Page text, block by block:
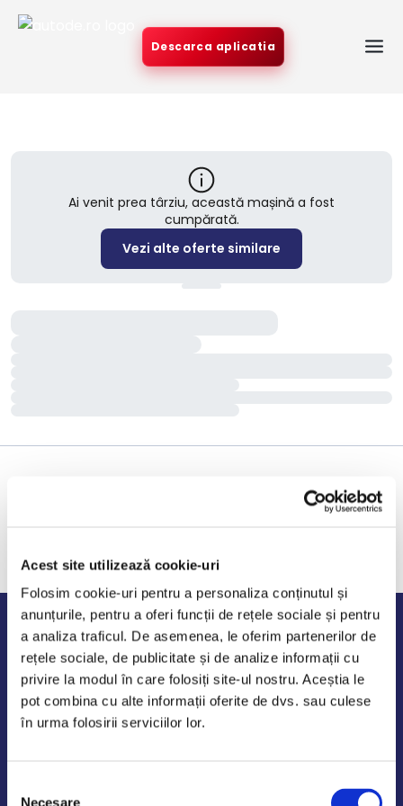
Acest site utilizează cookie-uri
Folosim cookie-uri pentru a personaliza conținutul și
anunțurile, pentru a oferi funcții de rețele sociale și pentru
a analiza traficul. De asemenea, le oferim partenerilor de
rețele sociale, de publicitate și de analize informații cu
privire la modul în care folosiți site-ul nostru. Aceștia le
pot combina cu alte informații oferite de dvs. sau culese
în urma folosirii serviciilor lor.
Necesare
Descarca aplicatia
Ai venit prea târziu, această mașină a fost
cumpărată.
Vezi alte oferte similare
Program de lucru
Luni - Vineri: 09:00-18:00
Sambata - Duminica: 10:00-14:00